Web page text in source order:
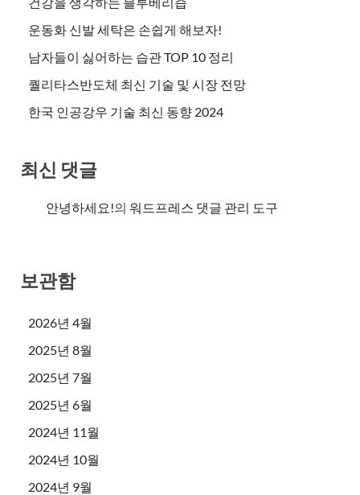
운동화 신발 세탁은 손쉽게 해보자!
남자들이 싫어하는 습관 TOP 10 정리
퀄리타스반도체 최신 기술 및 시장 전망
한국 인공강우 기술 최신 동향 2024
최신 댓글
안녕하세요!의 워드프레스 댓글 관리 도구
보관함
2026년 4월
2025년 8월
2025년 7월
2025년 6월
2024년 11월
2024년 10월
2024년 9월